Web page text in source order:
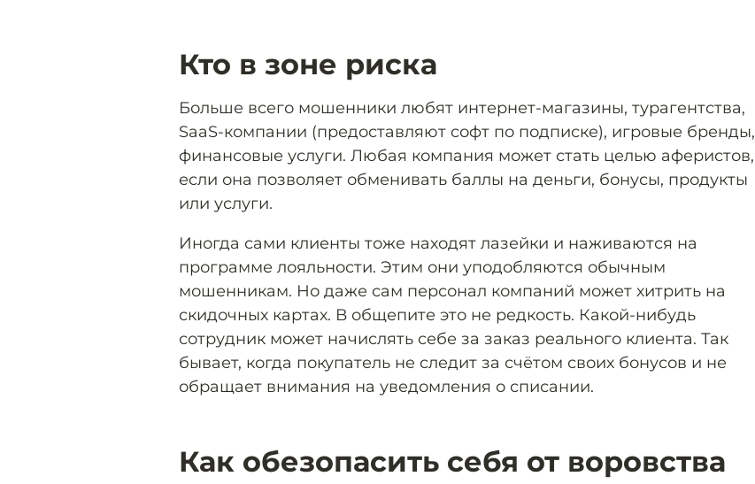
Кто в зоне риска
Больше всего мошенники любят интернет-магазины, турагентства,
SaaS-компании (предоставляют софт по подписке), игровые бренды,
финансовые услуги. Любая компания может стать целью аферистов,
если она позволяет обменивать баллы на деньги, бонусы, продукты
или услуги.
Иногда сами клиенты тоже находят лазейки и наживаются на
программе лояльности. Этим они уподобляются обычным
мошенникам. Но даже сам персонал компаний может хитрить на
скидочных картах. В общепите это не редкость. Какой-нибудь
сотрудник может начислять себе за заказ реального клиента. Так
бывает, когда покупатель не следит за счётом своих бонусов и не
обращает внимания на уведомления о списании.
Как обезопасить себя от воровства